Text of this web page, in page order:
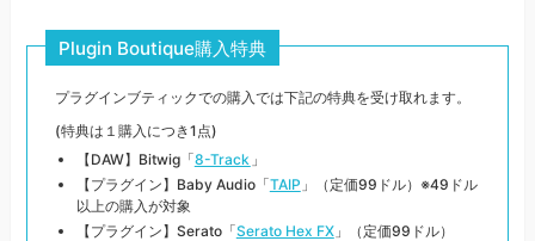
Plugin Boutique購入特典
プラグインブティックでの購入では下記の特典を受け取れます。
(特典は１購入につき1点)
【DAW】Bitwig「8-Track 」
【プラグイン】Baby Audio「TAIP 」（定価99ドル）※49ドル
以上の購入が対象
【プラグイン】Serato「Serato Hex FX」（定価99ドル）